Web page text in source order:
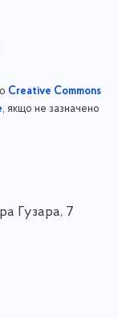
Creative Commons
, якщо не зазначено
Гузара, 7